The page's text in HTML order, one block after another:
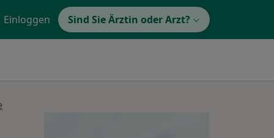
Einloggen Sind Sie Ärztin oder Arzt?